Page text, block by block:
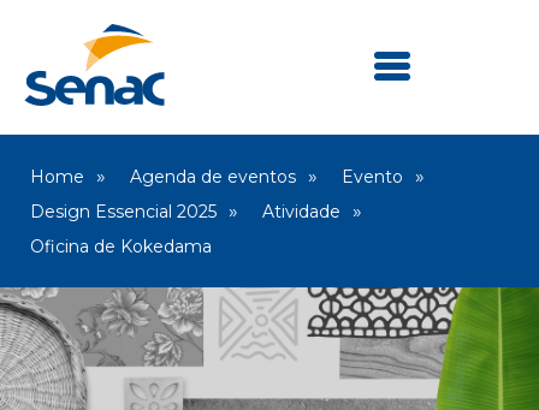
Home Agenda de eventos
Evento
Design Essencial 2025
Atividade
Oficina de Kokedama